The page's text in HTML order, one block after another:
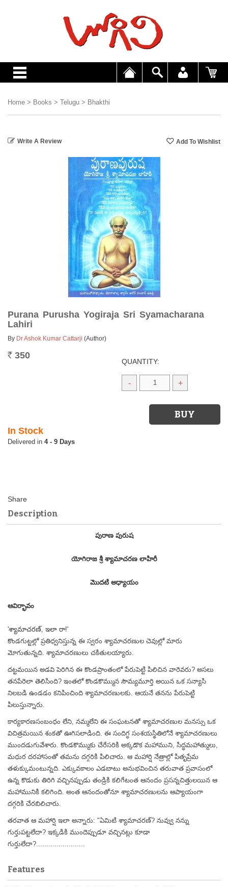
Home > Books > Telugu > Bhakthi
Write A Review
Purana Purusha Yogiraja Sri Syamacharana
Lahiri
By Dr Ashok Kumar Cattarji (Author)
Rs. 350
QUANTITY:
- +
In Stock
4 - 9 Days
Description
పురాణ పురుష
యోగిరాజ శ్రీ శ్యామాచరణ లాహిరీ
మొదటి అధ్యాయం
ఆవిర్భావం
'శ్యామాచరణ్, ఇలా రా!'
కొండగుట్టల్లో ప్రతిధ్వనిస్తున్న ఈ స్వరం శ్యామాచరణుల చెవుల్లో మారు
మోగుతున్నది. శ్యామాచరణులు చకితులయ్యారు.
దట్టమయిన అడవి పెరిగిన ఈ కొండప్రాంతంలో పేరుపెట్టి పిలిచిన వారెవరు? అసలు
తనపేరెలా తెలిసింది? ఇంతలో కొండకొమ్మున సౌమ్యమూర్తి అయిన ఒక సన్యాసి
నిలబడి ఉండడం కనిపించింది శ్యామాచరణులకు. ఆయనే తనను పేరుపెట్టి
పిలుస్తున్నారు.
కార్యకారణసంబంధం లేని, నమ్మలేని ఈ సంఘటనతో శ్యామాచరణుల మనస్సు ఒక
విచిత్రమయిన శంకతో ఊగిసలాడింది. ఈ సందిగ్ధ సంశయస్థితిలోనే శ్యామాచరణులు
ముందడుగువేశారు. కొండకొమ్ముకు చేరేసరికి అక్కడొక మహాముని, సిద్ధమహాత్ములు,
మధుర దరహాసంతో తమను దగ్గరికి పిలిచారు. ఆ మహార్షి నేత్రాల్లో పితృప్రేమ
తళుక్కుమంటున్నది. ఎక్కువకాలం ఎడబాటు అనుభవించిన తరువాత ప్రవాసంలో
ఉన్న కొడుకు తిరిగి వచ్చినప్పుడు తండ్రికి కలిగేటంత ఆనందం ప్రసన్నచిత్తులయిన ఆ
మహామునికి కలిగింది. అంత ఆనందంతోనూ శ్యామాచరణులను ఆప్యాయంగా
దగ్గరికి చేరబిలిచారు.
తరవాత ఆ మహార్షి ఇలా అన్నారు: "ఏమిటి శ్యామాచరణ్? నువ్వు నన్ను
గుర్తుపట్టలేదా? ఇక్కడికి ముందెప్పుడూ వచ్చినట్లు కూడా
గుర్తులేదా?........................
Features